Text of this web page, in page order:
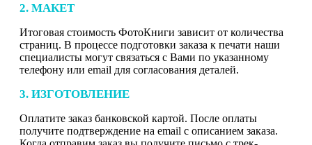
2. МАКЕТ
Итоговая стоимость ФотоКниги зависит от количества
страниц. В процессе подготовки заказа к печати наши
специалисты могут связаться с Вами по указанному
телефону или email для согласования деталей.
3. ИЗГОТОВЛЕНИЕ
Оплатите заказ банковской картой. После оплаты
получите подтверждение на email с описанием заказа.